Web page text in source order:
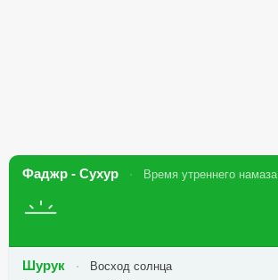
Фаджр - Сухур Время утреннего намаза
Шурук Восход солнца